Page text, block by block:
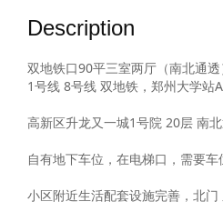
Description
双地铁口90平三室两厅（南北通透
1号线 8号线 双地铁，郑州大学站
高新区升龙又一城1号院 20层 南
自有地下车位，在电梯口，需要
小区附近生活配套设施完善，北